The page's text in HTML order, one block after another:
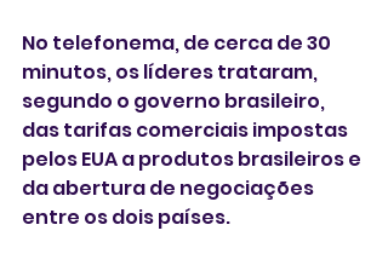
No telefonema, de cerca de 30
minutos, os líderes trataram,
segundo o governo brasileiro,
das tarifas comerciais impostas
pelos EUA a produtos brasileiros e
da abertura de negociações
entre os dois países.